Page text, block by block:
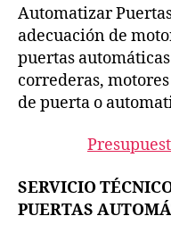
Automatizar
adecuación de
puertas
correderas,
de puerta o
SERVICIO
PUERTAS